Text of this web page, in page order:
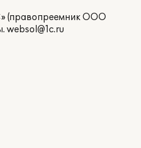
(правопреемник ООО
websol@1c.ru